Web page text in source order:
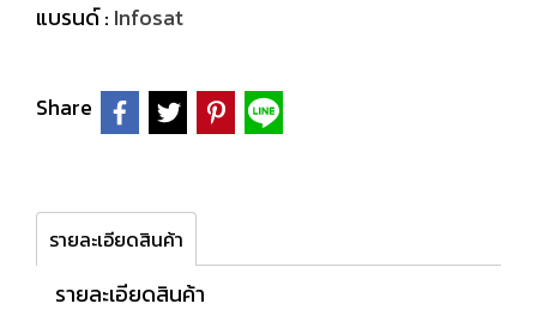
แบรนด์ : Infosat
Share
รายละเอียดสินค้า
รายละเอียดสินค้า